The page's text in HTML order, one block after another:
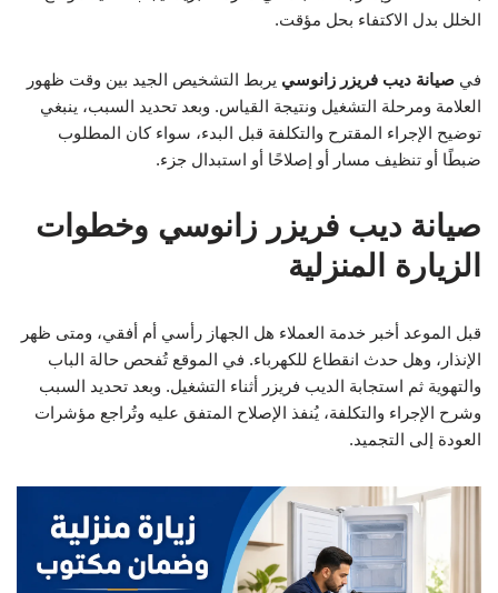
الخلل بدل الاكتفاء بحل مؤقت.
في صيانة ديب فريزر زانوسي يربط التشخيص الجيد بين وقت ظهور
العلامة ومرحلة التشغيل ونتيجة القياس. وبعد تحديد السبب، ينبغي
توضيح الإجراء المقترح والتكلفة قبل البدء، سواء كان المطلوب
ضبطًا أو تنظيف مسار أو إصلاحًا أو استبدال جزء.
صيانة ديب فريزر زانوسي وخطوات
الزيارة المنزلية
قبل الموعد أخبر خدمة العملاء هل الجهاز رأسي أم أفقي، ومتى ظهر
الإنذار، وهل حدث انقطاع للكهرباء. في الموقع تُفحص حالة الباب
والتهوية ثم استجابة الديب فريزر أثناء التشغيل. وبعد تحديد السبب
وشرح الإجراء والتكلفة، يُنفذ الإصلاح المتفق عليه وتُراجع مؤشرات
العودة إلى التجميد.